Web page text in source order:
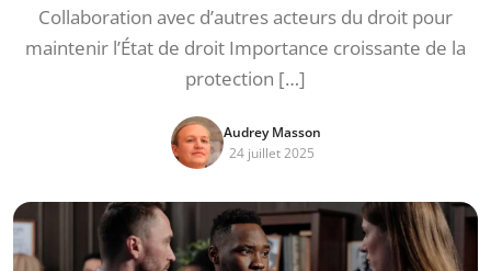
Collaboration avec d’autres acteurs du droit pour
maintenir l’État de droit Importance croissante de la
protection […]
Audrey Masson
24 juillet 2025